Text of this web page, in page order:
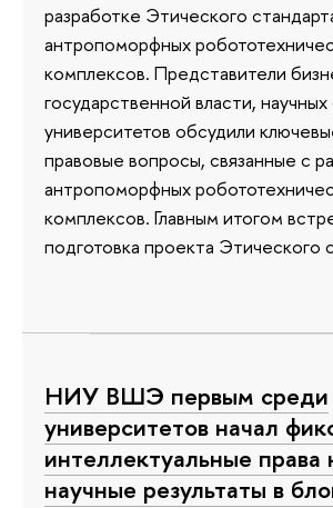
разработке Этического
антропоморфных
комплексов. Представители
государственной власти, научных
университетов обсудили
правовые вопросы, связанные с
антропоморфных
комплексов. Главным итогом
подготовка проекта Этического
НИУ ВШЭ первым среди
университетов начал
интеллектуальные права
научные результаты в